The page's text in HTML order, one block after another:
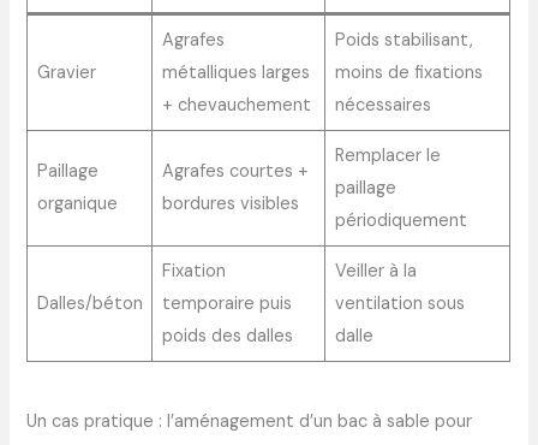
Gravier
Agrafes
métalliques larges
+ chevauchement
Poids stabilisant,
moins de fixations
nécessaires
Paillage
organique
Agrafes courtes +
bordures visibles
Remplacer le
paillage
périodiquement
Dalles/béton
Fixation
temporaire puis
poids des dalles
Veiller à la
ventilation sous
dalle
Un cas pratique : l’aménagement d’un bac à sable pour